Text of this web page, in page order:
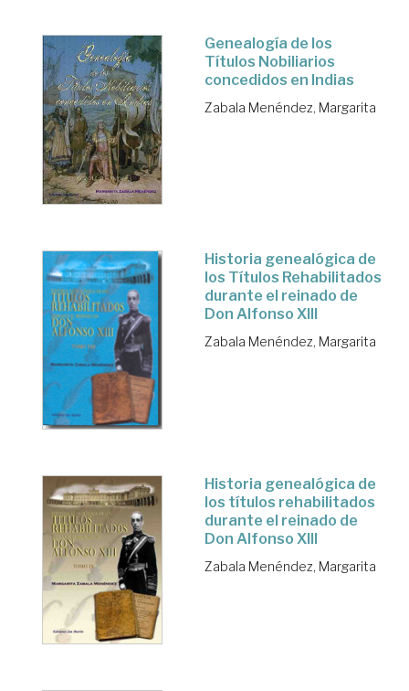
Genealogía de los
Títulos Nobiliarios
concedidos en Indias
Zabala Menéndez, Margarita
Historia genealógica de
los Títulos Rehabilitados
durante el reinado de
Don Alfonso XIII
Zabala Menéndez, Margarita
Historia genealógica de
los títulos rehabilitados
durante el reinado de
Don Alfonso XIII
Zabala Menéndez, Margarita